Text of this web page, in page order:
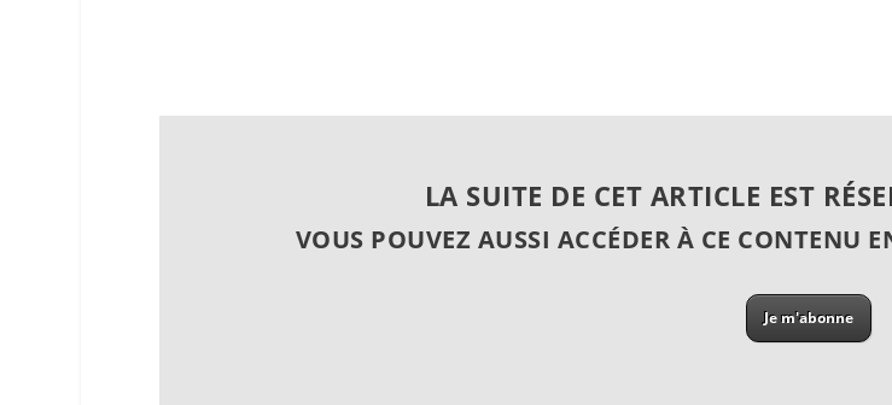
LA SUITE DE CET ARTICLE EST
VOUS POUVEZ AUSSI ACCÉDER À CE CONTENU
Je m'abonne